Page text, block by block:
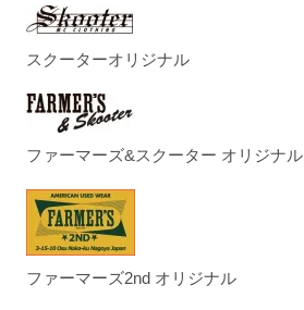
スクーターオリジナル
ファーマーズ&スクーター オリジナル
ファーマーズ2nd オリジナル